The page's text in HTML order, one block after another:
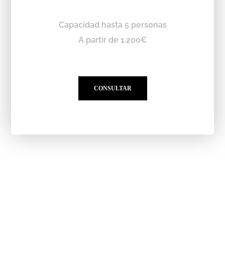
Capacidad hasta 5 personas
A partir de 1.200€
CONSULTAR